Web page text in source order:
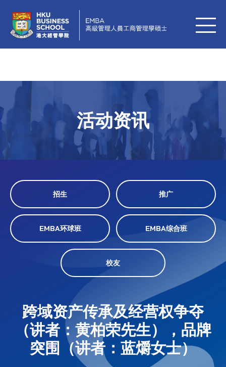
活动资讯
招生 推广
EMBA环球班 EMBA综合班
校友
跨域资产传承及经营权争夺
（讲者：黄柏荣先生），品牌
突围（讲者：蓝爝女士）